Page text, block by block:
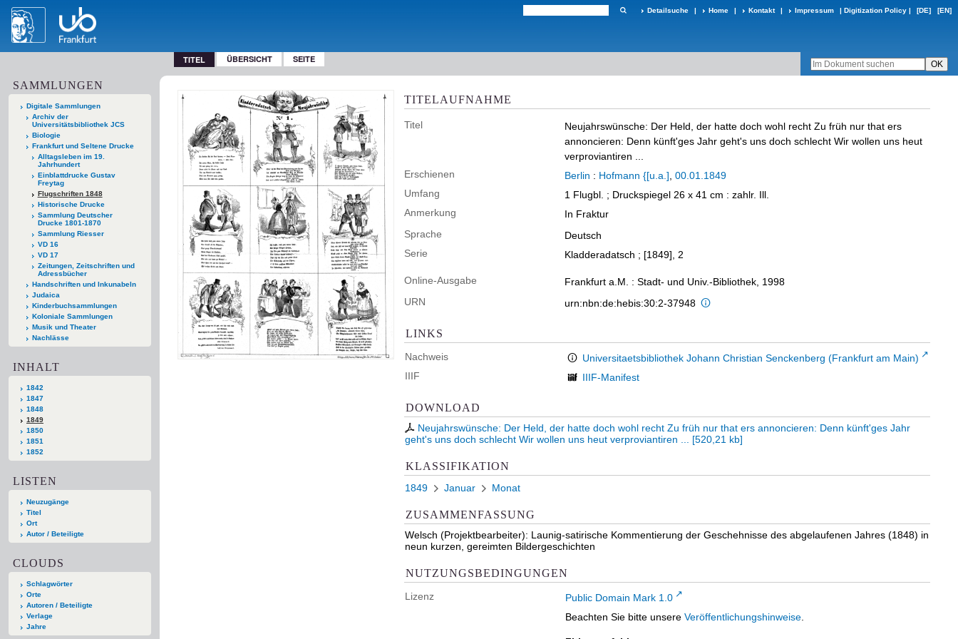
Detailsuche | Home | Kontakt | Impressum | Digitization Policy | [DE] [EN]
TITEL ÜBERSICHT SEITE
SAMMLUNGEN
Digitale Sammlungen
Archiv der
Universitätsbibliothek JCS
Biologie
Frankfurt und Seltene Drucke
Alltagsleben im 19.
Jahrhundert
Einblattdrucke Gustav
Freytag
Flugschriften 1848
Historische Drucke
Sammlung Deutscher
Drucke 1801-1870
Sammlung Riesser
VD 16
VD 17
Zeitungen, Zeitschriften und
Adressbücher
Handschriften und Inkunabeln
Judaica
Kinderbuchsammlungen
Koloniale Sammlungen
Musik und Theater
Nachlässe
INHALT
1842
1847
1848
1849
1850
1851
1852
LISTEN
Neuzugänge
Titel
Ort
Autor / Beteiligte
CLOUDS
Schlagwörter
Orte
Autoren / Beteiligte
Verlage
Jahre
TITELAUFNAHME
Titel
Neujahrswünsche: Der Held, der hatte doch wohl recht Zu früh nur that ers
annoncieren: Denn künft'ges Jahr geht's uns doch schlecht Wir wollen uns heut
verproviantiren ...
Erschienen
Berlin : Hofmann {[u.a.] 00.01.1849
Umfang
1 Flugbl. ; Druckspiegel 26 x 41 cm : zahlr. Ill.
Anmerkung
In Fraktur
Sprache
Deutsch
Serie
Kladderadatsch ; [1849], 2
Online-Ausgabe
Frankfurt a.M. : Stadt- und Univ.-Bibliothek, 1998
URN
urn:nbn:de:hebis:30:2-37948
LINKS
Nachweis
Universitaetsbibliothek Johann Christian Senckenberg (Frankfurt am Main)
IIIF
IIIF-Manifest
DOWNLOAD
Neujahrswünsche: Der Held, der hatte doch wohl recht Zu früh nur that ers annoncieren: Denn künft'ges Jahr
geht's uns doch schlecht Wir wollen uns heut verproviantiren ...
[520,21 kb]
KLASSIFIKATION
1849 Januar Monat
ZUSAMMENFASSUNG
Welsch (Projektbearbeiter): Launig-satirische Kommentierung der Geschehnisse des abgelaufenen Jahres (1848) in
neun kurzen, gereimten Bildergeschichten
NUTZUNGSBEDINGUNGEN
Lizenz Public Domain Mark 1.0
Beachten Sie bitte unsere Veröffentlichungshinweise